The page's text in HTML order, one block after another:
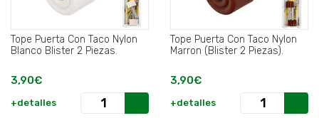
Tope Puerta Con Taco Nylon
Blanco Blister 2 Piezas.
3,90€
+detalles
Tope Puerta Con Taco Nylon
Marron (Blister 2 Piezas).
3,90€
+detalles